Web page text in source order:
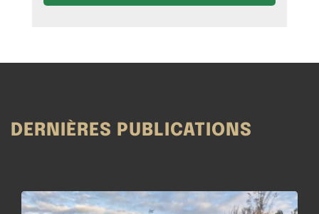
DERNIÈRES PUBLICATIONS